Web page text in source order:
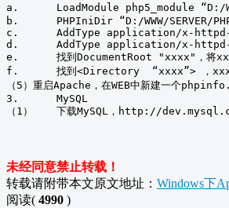
a.	LoadModule php5_module “D:/WWW/SERVER/PHP/php5apache2_2.dll（这个根据PHP目录下的php5apache*.dll来决定）。
b.	PHPIniDir “D:/WWW/SERVER/PHP”
c.	AddType application/x-httpd-php .php
d.	AddType application/x-httpd-php .php
e.	找到DocumentRoot "xxxx"，将xxxx改成本机网站内容的目录，如：“D:/WWW/WEB”，则以后http://localhost/进入的目录为WEB目录。
f.	找到<Directory  “xxxx”> ，xxxx为同e，修改同e，即D:/WWW/WEB。
（5）重启Apache，在WEB中新建一个
3.	MySQL
未经同意禁止转载！
转载请附带本文原文地址： Windows下
阅读( 4990 )